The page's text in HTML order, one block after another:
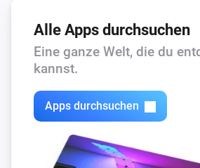
Alle Apps durchsuchen
Eine ganze Welt, die du
kannst.
Apps durchsuchen